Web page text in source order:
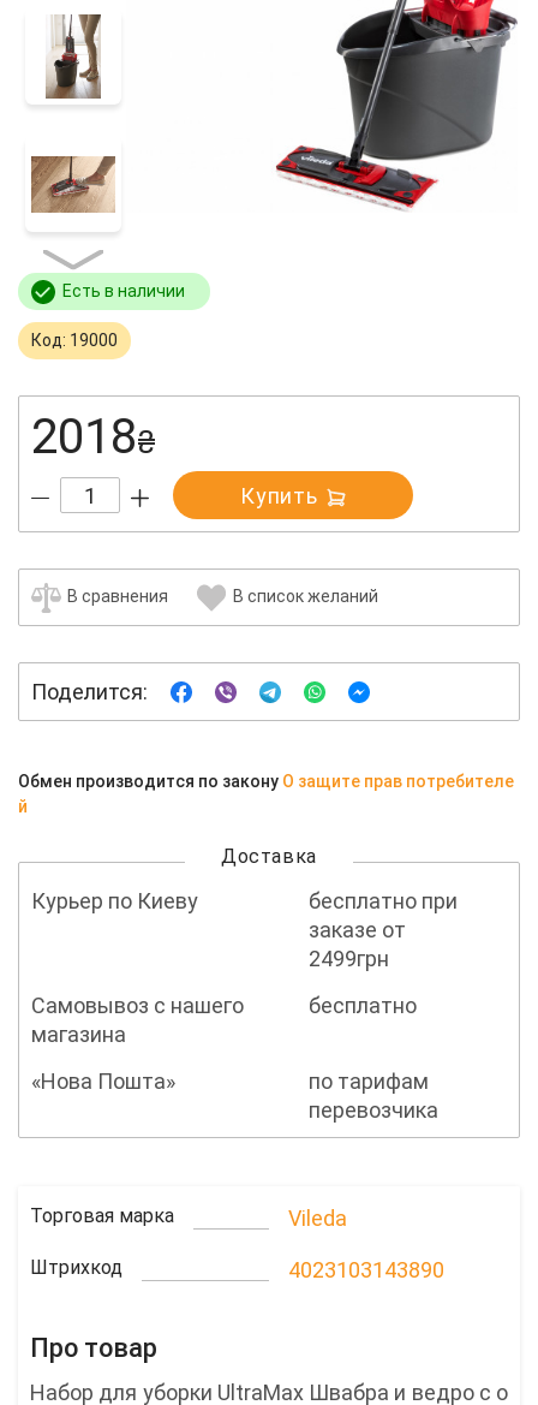
Есть в наличии
Код: 19000
2018₴
Купить
В сравнения В список желаний
Поделится:
Обмен производится по закону О защите прав потребителе
й
Доставка
Курьер по Киеву
бесплатно при
заказе от
2499грн
Самовывоз с нашего
магазина
бесплатно
«Нова Пошта»
по тарифам
перевозчика
Торговая марка Vileda
Штрихкод 4023103143890
Про товар
Набор для уборки UltraMax Швабра и ведро с о